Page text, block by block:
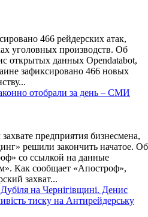
466 рейдерских атак,
уголовных производств. Об
открытых данных Opendatabot,
зафиксировано 466 новых
отобрали за день – СМИ
предприятия бизнесмена,
решили закончить начатое. Об
со ссылкой на данные
Как сообщает «Апостроф»,
захват...
на Чернігівщині. Денис
тиску на Антирейдерську